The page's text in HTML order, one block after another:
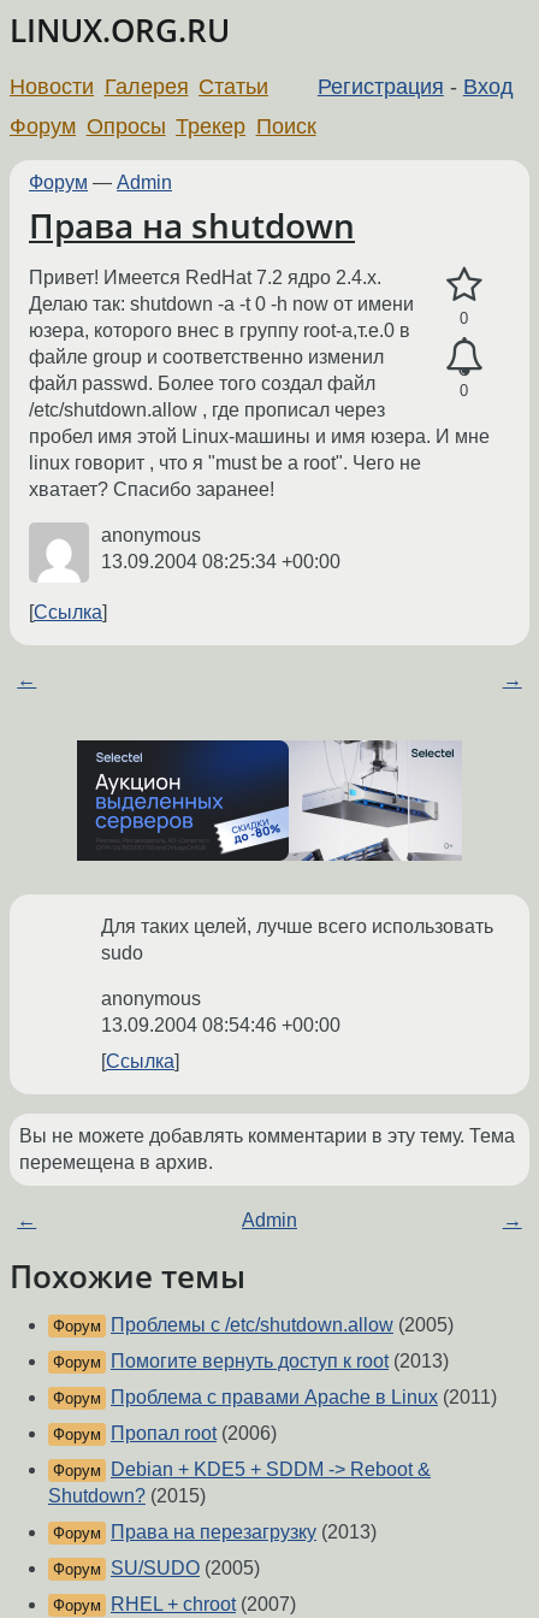
LINUX.ORG.RU
Регистрация - Вход
Новости Галерея Статьи
Форум Опросы Трекер Поиск
Форум — Admin
Права на shutdown
0
0
Привет! Имеется RedHat 7.2 ядро 2.4.х.
Делаю так: shutdown -a -t 0 -h now от имени
юзера, которого внес в группу root-a,т.е.0 в
файле group и соответственно изменил
файл passwd. Более того создал файл
/etc/shutdown.allow , где прописал через
пробел имя этой Linux-машины и имя юзера. И мне
linux говорит , что я "must be a root". Чего не
хватает? Cпасибо заранее!
anonymous
13.09.2004 08:25:34 +00:00
Ссылка
← →
Для таких целей, лучше всего использовать
sudo
anonymous
13.09.2004 08:54:46 +00:00
Ссылка
Вы не можете добавлять комментарии в эту тему. Тема
перемещена в архив.
← Admin →
Похожие темы
Форум Проблемы с /etc/shutdown.allow (2005)
Форум Помогите вернуть доступ к root(2013)
Форум Проблема с правами Apache в Linux (2011)
Форум Пропал root(2006)
Форум
Debian + KDE5 + SDDM -> Reboot &
Shutdown? (2015)
Форум Права на перезагрузку (2013)
Форум SU/SUDO (2005)
Форум RHEL + chroot(2007)